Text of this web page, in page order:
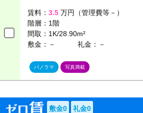
賃料： 3.5 万円（管理費等－）
階層： 1階
間取： 1K/28.90m²
敷金：－
礼金：－
パノラマ 写真満載
敷金0 礼金0